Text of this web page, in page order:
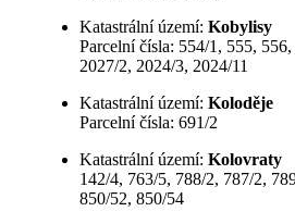
Katastrální území: Kobylisy
Parcelní čísla: 554/1, 555,
2027/2, 2024/3, 2024/11
Katastrální území: Koloděje
Parcelní čísla: 691/2
Katastrální území: Kolovraty
142/4, 763/5, 788/2, 787/2,
850/52, 850/54